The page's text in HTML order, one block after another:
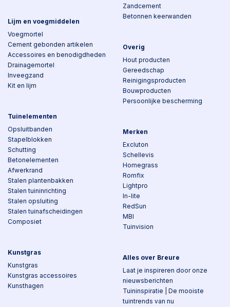
Lijm en voegmiddelen
Voegmortel
Cement gebonden artikelen
Accessoires en benodigdheden
Drainagemortel
Inveegzand
Kit en lijm
Tuinelementen
Opsluitbanden
Stapelblokken
Schutting
Betonelementen
Afwerkrand
Stalen plantenbakken
Stalen tuininrichting
Stalen opsluiting
Stalen tuinafscheidingen
Composiet
Kunstgras
Kunstgras
Kunstgras accessoires
Kunsthagen
Zandcement
Betonnen keerwanden
Overig
Hout producten
Gereedschap
Reinigingsproducten
Bouwproducten
Persoonlijke bescherming
Merken
Excluton
Schellevis
Homegrass
Romfix
Lightpro
In-lite
RedSun
MBI
Tuinvision
Alles over Breure
Laat je inspireren door onze
nieuwsberichten
Tuininspiratie | De mooiste
tuintrends van nu